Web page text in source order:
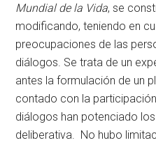
Mundial de la Vida, se
modificando, teniendo en
preocupaciones de las
diálogos. Se trata de un
antes la formulación de un
contado con la
diálogos han potenciado
deliberativa. No hubo